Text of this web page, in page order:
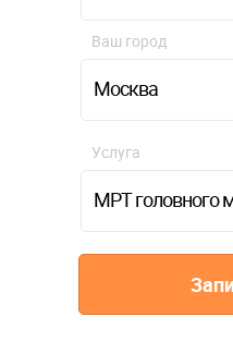
Москва
Ваш город
МРТ головного
Услуга